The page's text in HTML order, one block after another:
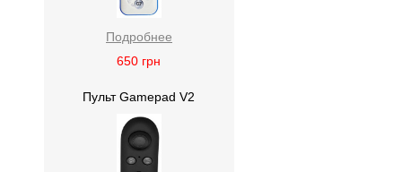
Подробнее
650 грн
Пульт Gamepad V2